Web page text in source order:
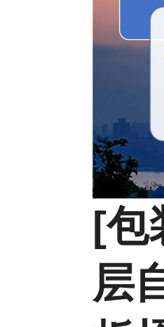
[包
层